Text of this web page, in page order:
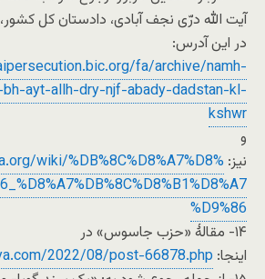
در این آدرس:
fa/archive/namh-
bh-ayt-allh-dry-njf-abady-dadstan-kl-
kshwr
و
نیز: wiki/%DB%8C%D8%A7%D8%
%D9%86
۱۴- مقالۀ «حزب جاسوس» در
اینجا:2022/08/post-66878.php